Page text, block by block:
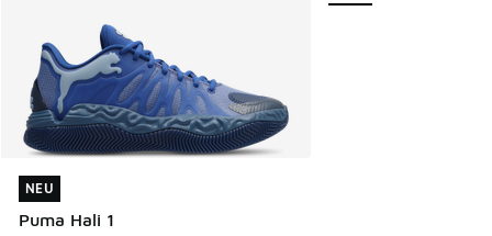
NEU
Puma Hali 1
NEU